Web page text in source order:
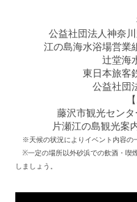
公益社団法人神奈
江の島海水浴場営
辻堂海
東日本旅客
公益社団
藤沢市観光セン
片瀬江の島観光
※天候の状況によりイベント内容の
※一定の場所以外砂浜での飲酒・喫
しましょう。